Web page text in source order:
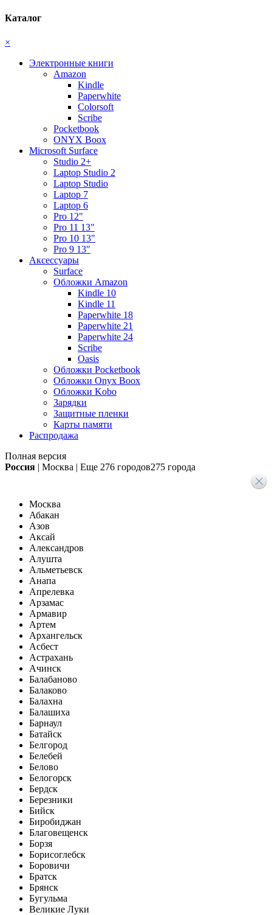
Каталог
×
Электронные книги
Amazon
Kindle
Paperwhite
Colorsoft
Scribe
Pocketbook
ONYX Boox
Microsoft Surface
Studio 2+
Laptop Studio 2
Laptop Studio
Laptop 7
Laptop 6
Pro 12"
Pro 11 13"
Pro 10 13"
Pro 9 13"
Аксессуары
Surface
Обложки Amazon
Kindle 10
Kindle 11
Paperwhite 18
Paperwhite 21
Paperwhite 24
Scribe
Oasis
Обложки Pocketbook
Обложки Onyx Boox
Обложки Kobo
Зарядки
Защитные пленки
Карты памяти
Распродажа
Полная версия
Россия | Москва | Еще 276 городов275 города
Москва
Абакан
Азов
Аксай
Александров
Алушта
Альметьевск
Анапа
Апрелевка
Арзамас
Армавир
Артем
Архангельск
Асбест
Астрахань
Ачинск
Балабаново
Балаково
Балахна
Балашиха
Барнаул
Батайск
Белгород
Белебей
Белово
Белогорск
Бердск
Березники
Бийск
Биробиджан
Благовещенск
Борзя
Борисоглебск
Боровичи
Братск
Брянск
Бугульма
Великие Луки